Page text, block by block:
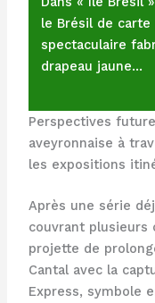
le Brésil de
spectaculaire
drapeau jaune…
Perspectives
aveyronnaise à
les expositions
Après une série
couvrant plusieurs
projette de
Cantal avec la
Express, symbole